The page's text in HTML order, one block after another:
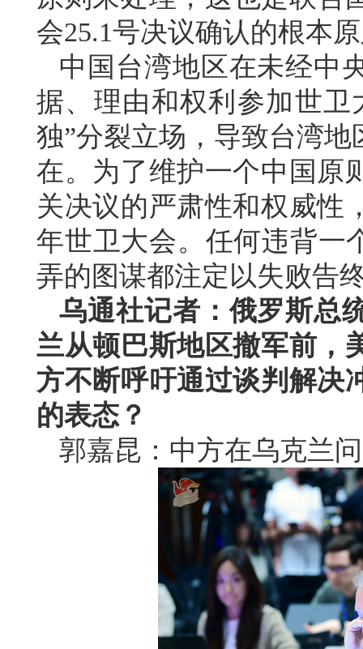
会25.1号决议确认的根本
中国台湾地区在未经中
据、理由和权利参加世
独”分裂立场，导致台湾
在。为了维护一个中国原
关决议的严肃性和权威性
年世卫大会。任何违背一
弄的图谋都注定以失败告
乌通社记者：俄罗斯总
兰从顿巴斯地区撤军前，
方不断呼吁通过谈判解决
的表态？
郭嘉昆：中方在乌克兰